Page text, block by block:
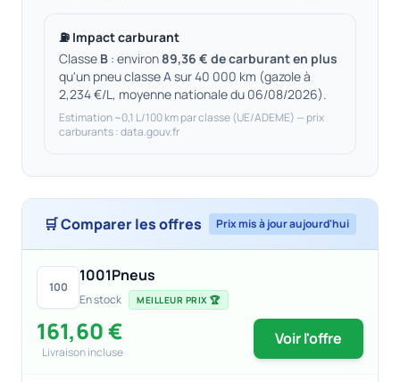
⛽ Impact carburant
Classe B : environ 89,36 € de carburant en plus
qu'un pneu classe A sur 40 000 km (gazole à
2,234 €/L, moyenne nationale du 06/08/2026).
Estimation ~0,1 L/100 km par classe (UE/ADEME) — prix
carburants : data.gouv.fr
🛒 Comparer les offres Prix mis à jour aujourd'hui
100
1001Pneus
En stock MEILLEUR PRIX 🏆
161,60 €
Livraison incluse
Voir l'offre